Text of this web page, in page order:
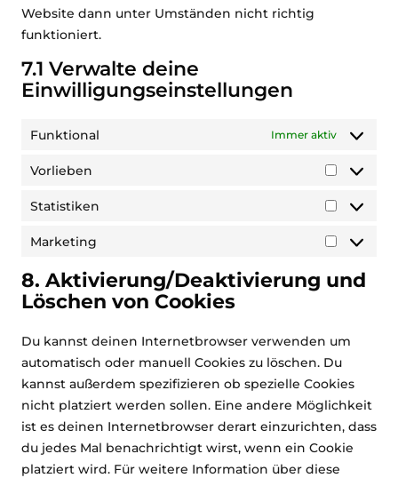
Website dann unter Umständen nicht richtig
funktioniert.
7.1 Verwalte deine
Einwilligungseinstellungen
Funktional Immer aktiv
Vorlieben
Vorlieben
Statistiken
Marketing
8. Aktivierung/Deaktivierung und
Löschen von Cookies
Du kannst deinen Internetbrowser verwenden um
automatisch oder manuell Cookies zu löschen. Du
kannst außerdem spezifizieren ob spezielle Cookies
nicht platziert werden sollen. Eine andere Möglichkeit
ist es deinen Internetbrowser derart einzurichten, dass
du jedes Mal benachrichtigt wirst, wenn ein Cookie
platziert wird. Für weitere Information über diese